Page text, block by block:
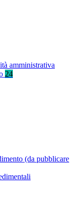
amministrativa
24
(da pubblicare